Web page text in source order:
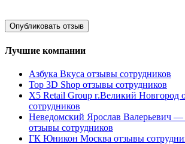
Лучшие компании
Азбука Вкуса отзывы сотрудников
Top 3D Shop отзывы сотрудников
X5 Retail Group г.Великий Новгород
сотрудников
Неведомский Ярослав Валерьевич
отзывы сотрудников
ГК Юникон Москва отзывы